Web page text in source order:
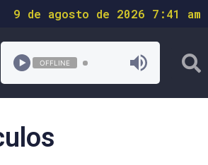
9 de agosto de 2026 7:41 am
OFFLINE